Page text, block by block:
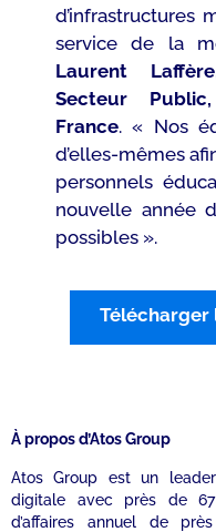
d’infrastructures
service de la
Laurent
Secteur
France. « Nos
d’elles-mêmes
personnels
nouvelle année
possibles ».
Télécharger
À propos d’Atos Group
Atos Group est un
digitale avec près de
d’affaires annuel de